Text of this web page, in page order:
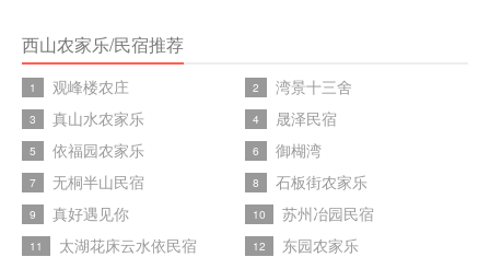
西山农家乐/民宿推荐
1 观峰楼农庄 2 湾景十三舍
3 真山水农家乐 4 晟泽民宿
5 依福园农家乐 6 御楜湾
7 无桐半山民宿 8 石板街农家乐
9 真好遇见你 10 苏州冶园民宿
11 太湖花床云水依民宿 12 东园农家乐